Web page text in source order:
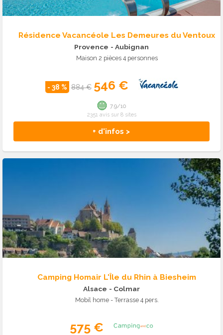
Résidence Vacancéole Les Demeures du Ventoux
Provence - Aubignan
Maison 2 pièces 4 personnes
- 38 % 884 € 546 €
+ d'infos >
7.9/10
2351 avis sur 8 sites
Camping Homair L'Île du Rhin à Biesheim
Alsace - Colmar
Mobil home - Terrasse 4 pers.
575 €